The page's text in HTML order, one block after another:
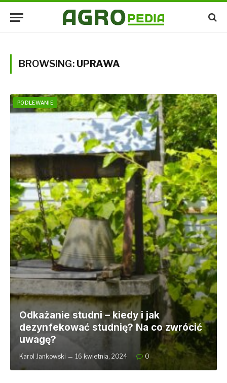
BROWSING: UPRAWA
PODLEWANIE
Odkażanie studni – kiedy i jak
dezynfekować studnię? Na co zwrócić
uwagę?
Karol Jankowski 16 kwietnia, 2024 0